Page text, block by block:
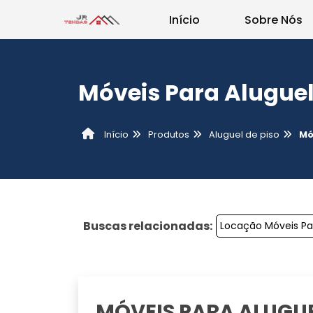
Início Sobre Nós
Móveis Para
Início Produtos Aluguel de piso
Buscas relacionadas: Locação Móveis